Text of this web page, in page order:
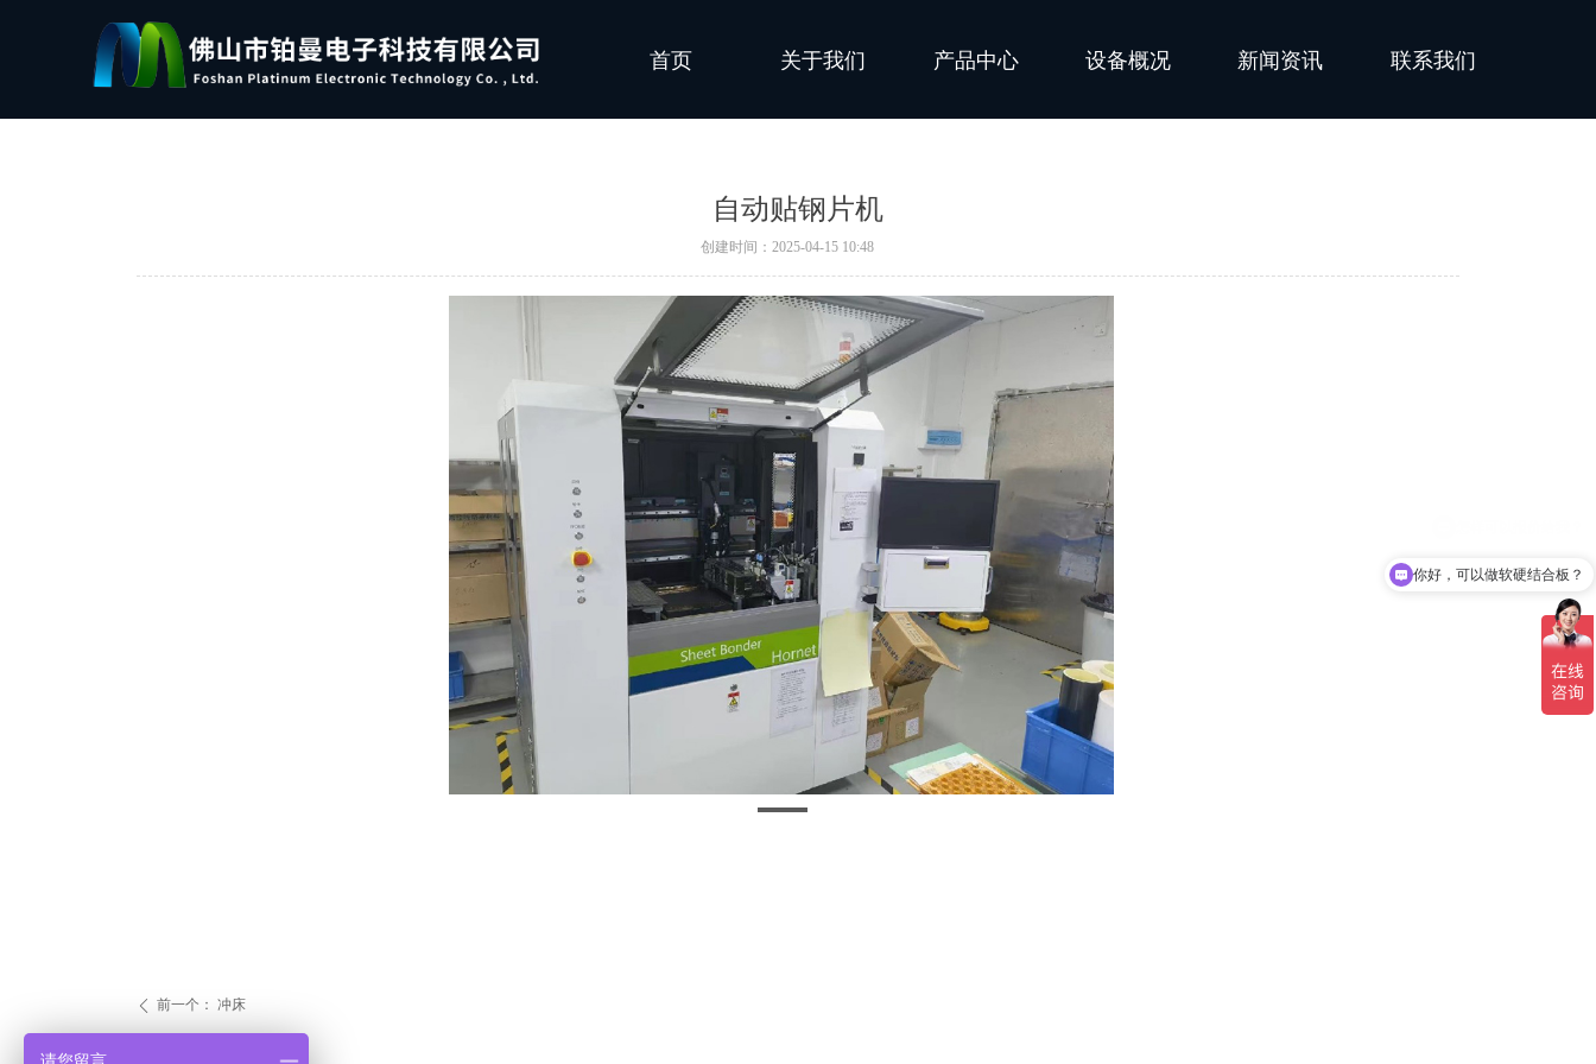
首页 关于我们 产品中心 设备概况 新闻资讯 联系我们
自动贴钢片机
创建时间： 2025-04-15 10:48
ꄴ 前一个： 冲床
你好，可以做软硬结合板？